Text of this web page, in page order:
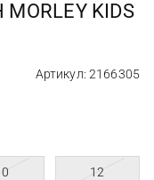
KIDS
Артикул: 2166305
12